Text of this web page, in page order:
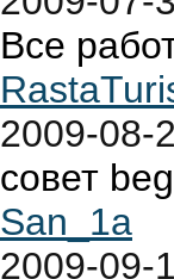
Все
2009-08-
совет
San_1a
2009-09-